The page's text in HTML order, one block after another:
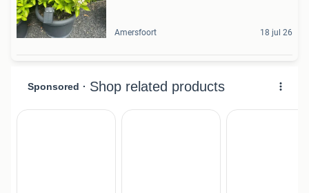
Amersfoort 18 jul 26